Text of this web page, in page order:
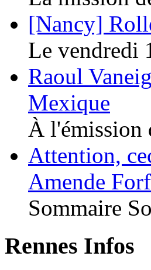
[Nancy]
Le vendredi
Raoul
Mexique
À l'émission
Attention,
Amende
Sommaire
Rennes Infos